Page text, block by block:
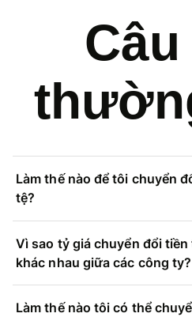
Làm thế nào để tôi chuyển
tệ?
Vì sao tỷ giá chuyển đổi tiền
khác nhau giữa các công ty?
Làm thế nào tôi có thể